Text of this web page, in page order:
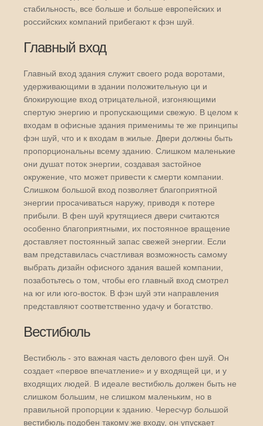
стабильность, все больше и больше европейских и
российских компаний прибегают к фэн шуй.
Главный вход
Главный вход здания служит своего рода воротами,
удерживающими в здании положительную ци и
блокирующие вход отрицательной, изгоняющими
спертую энергию и пропускающими свежую. В целом к
входам в офисные здания применимы те же принципы
фэн шуй, что и к входам в жилые. Двери должны быть
пропорциональны всему зданию. Слишком маленькие
они душат поток энергии, создавая застойное
окружение, что может привести к смерти компании.
Слишком большой вход позволяет благоприятной
энергии просачиваться наружу, приводя к потере
прибыли. В фен шуй крутящиеся двери считаются
особенно благоприятными, их постоянное вращение
доставляет постоянный запас свежей энергии. Если
вам представилась счастливая возможность самому
выбрать дизайн офисного здания вашей компании,
позаботьтесь о том, чтобы его главный вход смотрел
на юг или юго-восток. В фэн шуй эти направления
представляют соответственно удачу и богатство.
Вестибюль
Вестибюль - это важная часть делового фен шуй. Он
создает «первое впечатление» и у входящей ци, и у
входящих людей. В идеале вестибюль должен быть не
слишком большим, не слишком маленьким, но в
правильной пропорции к зданию. Чересчур большой
вестибюль подобен такому же входу, он упускает